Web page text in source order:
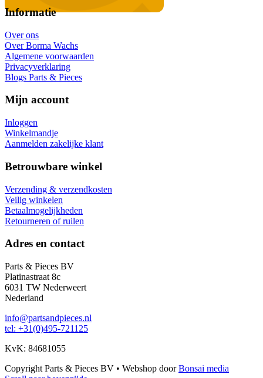
Informatie
Over ons
Over Borma Wachs
Algemene voorwaarden
Privacyverklaring
Blogs Parts & Pieces
Mijn account
Inloggen
Winkelmandje
Aanmelden zakelijke klant
Betrouwbare winkel
Verzending & verzendkosten
Veilig winkelen
Betaalmogelijkheden
Retourneren of ruilen
Adres en contact
Parts & Pieces BV
Platinastraat 8c
6031 TW Nederweert
Nederland
info@partsandpieces.nl
tel: +31(0)495-721125
KvK: 84681055
Copyright Parts & Pieces BV • Webshop doorBonsai media